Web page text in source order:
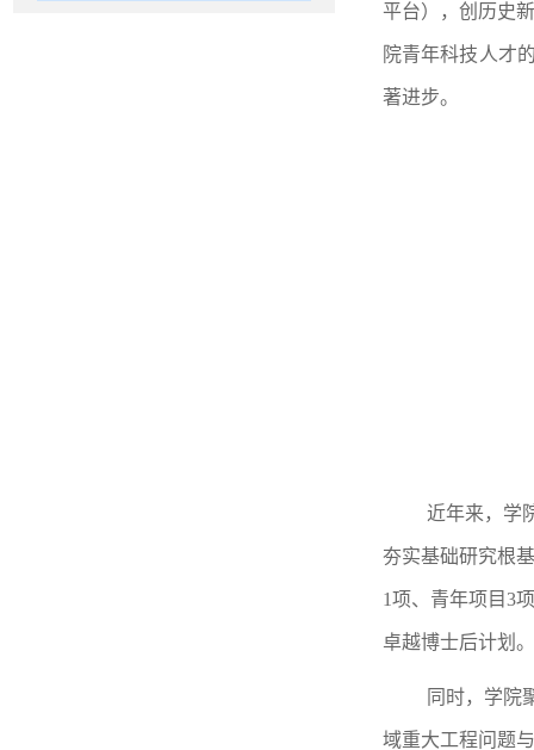
平台），创历史
院青年科技人才
著进步。
近年来， 学
夯实基础研究根
1项、青年项目 3
卓越博士后计划。
同时，学院
域重大工程问题